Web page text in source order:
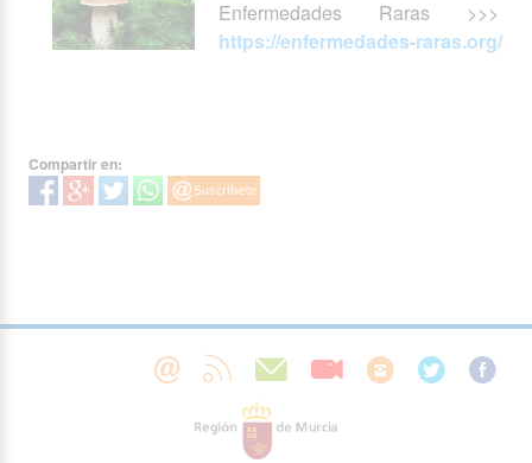
Enfermedades Raras >>>
https://enfermedades-raras.org/
Compartir en: